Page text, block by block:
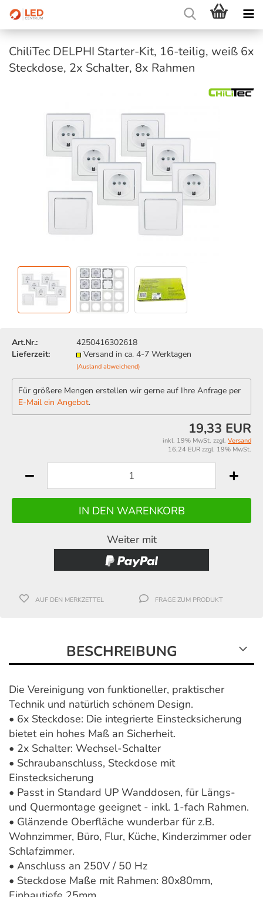
ChiliTec DELPHI Starter-Kit, 16-teilig, weiß 6x
Steckdose, 2x Schalter, 8x Rahmen
Art.Nr.:
4250416302618
Lieferzeit:
Versand in ca. 4-7 Werktagen
(Ausland abweichend)
Für größere Mengen erstellen wir gerne auf Ihre Anfrage per
E-Mail ein Angebot.
19,33 EUR
inkl. 19% MwSt. zzgl. Versand
16,24 EUR zzgl. 19% MwSt.
Weiter mit
AUF DEN MERKZETTEL FRAGE ZUM PRODUKT
BESCHREIBUNG
Die Vereinigung von funktioneller, praktischer
Technik und natürlich schönem Design.
• 6x Steckdose: Die integrierte Einstecksicherung
bietet ein hohes Maß an Sicherheit.
• 2x Schalter: Wechsel-Schalter
• Schraubanschluss, Steckdose mit
Einstecksicherung
• Passt in Standard UP Wanddosen, für Längs-
und Quermontage geeignet - inkl. 1-fach Rahmen.
• Glänzende Oberfläche wunderbar für z.B.
Wohnzimmer, Büro, Flur, Küche, Kinderzimmer oder
Schlafzimmer.
• Anschluss an 250V / 50 Hz
• Steckdose Maße mit Rahmen: 80x80mm,